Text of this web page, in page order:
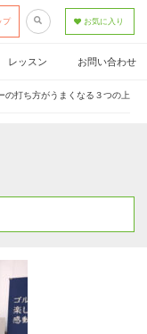
プ お気に入り
レッスン お問い合わせ
の打ち方がうまくなる３つの上